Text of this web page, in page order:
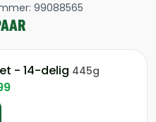
99088565
- 14-delig 445g